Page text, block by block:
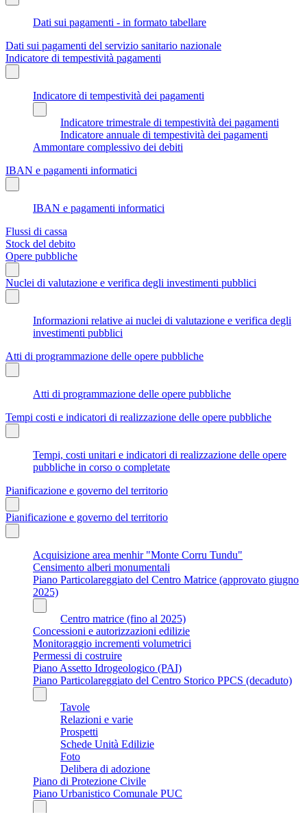
Dati sui pagamenti - in formato tabellare
Dati sui pagamenti del servizio sanitario nazionale
Indicatore di tempestività pagamenti
Indicatore di tempestività dei pagamenti
Indicatore trimestrale di tempestività dei pagamenti
Indicatore annuale di tempestività dei pagamenti
Ammontare complessivo dei debiti
IBAN e pagamenti informatici
IBAN e pagamenti informatici
Flussi di cassa
Stock del debito
Opere pubbliche
Nuclei di valutazione e verifica degli investimenti pubblici
Informazioni relative ai nuclei di valutazione e verifica degli
investimenti pubblici
Atti di programmazione delle opere pubbliche
Atti di programmazione delle opere pubbliche
Tempi costi e indicatori di realizzazione delle opere pubbliche
Tempi, costi unitari e indicatori di realizzazione delle opere
pubbliche in corso o completate
Pianificazione e governo del territorio
Pianificazione e governo del territorio
Acquisizione area menhir "Monte Corru Tundu"
Censimento alberi monumentali
Piano Particolareggiato del Centro Matrice (approvato giugno
2025)
Centro matrice (fino al 2025)
Concessioni e autorizzazioni edilizie
Monitoraggio incrementi volumetrici
Permessi di costruire
Piano Assetto Idrogeologico (PAI)
Piano Particolareggiato del Centro Storico PPCS (decaduto)
Tavole
Relazioni e varie
Prospetti
Schede Unità Edilizie
Foto
Delibera di adozione
Piano di Protezione Civile
Piano Urbanistico Comunale PUC